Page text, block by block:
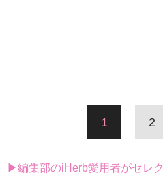
1 2
▶編集部のiHerb愛用者がセレ